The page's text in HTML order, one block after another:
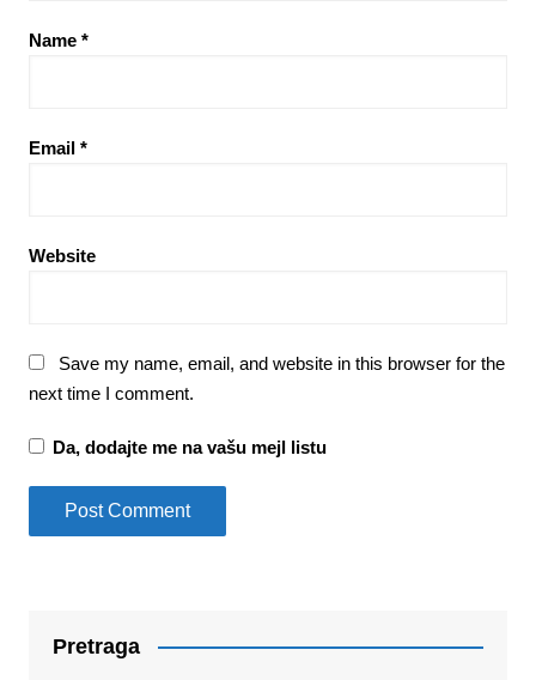
Name *
Email *
Website
Save my name, email, and website in this browser for the
next time I comment.
Da, dodajte me na vašu mejl listu
Pretraga